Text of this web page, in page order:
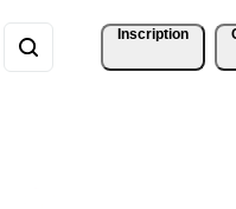
Inscription